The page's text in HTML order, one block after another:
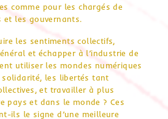
comme pour les chargés de
et les gouvernants.
les sentiments collectifs,
et échapper à l’industrie de
utiliser les mondes numériques
les libertés tant
et travailler à plus
pays et dans le monde ? Ces
ils le signe d’une meilleure